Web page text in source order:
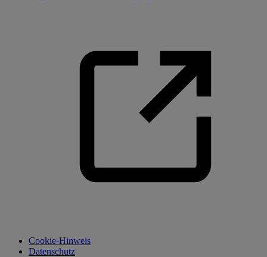
Cookie-Hinweis
Datenschutz